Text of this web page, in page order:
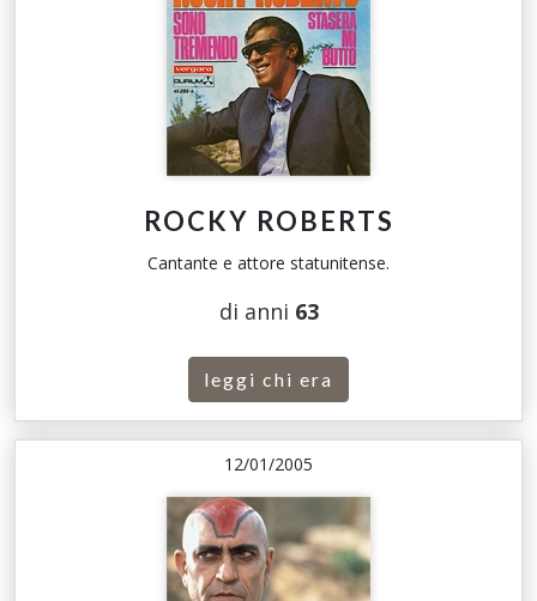
ROCKY ROBERTS
Cantante e attore statunitense.
di anni 63
leggi chi era
12/01/2005